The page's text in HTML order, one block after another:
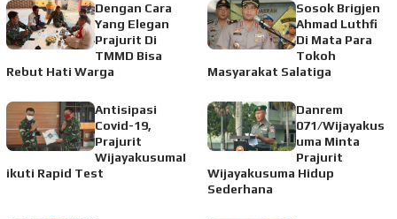
Dengan Cara
Yang Elegan
Prajurit Di
TMMD Bisa
Rebut Hati Warga
Sosok Brigjen
Ahmad Luthfi
Di Mata Para
Tokoh
Masyarakat Salatiga
Antisipasi
Covid-19,
Prajurit
WijayakusumaI
ikuti Rapid Test
Danrem
071/Wijayakus
uma Minta
Prajurit
Wijayakusuma Hidup
Sederhana